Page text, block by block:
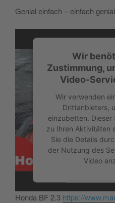
Genial einfach – einfach genial
Wir
Zustimmung,
Video-
Wir verwenden
Drittanbieters,
einzubetten. Dieser
zu Ihren Aktivitäten
Sie die Details
der Nutzung des
Video
Mehr
Honda BF 2.3 https://